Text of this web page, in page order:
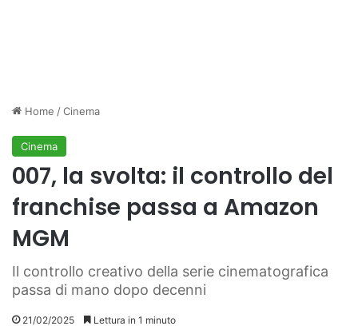
Home /Cinema
Cinema
007, la svolta: il controllo del
franchise passa a Amazon
MGM
Il controllo creativo della serie cinematografica
passa di mano dopo decenni
21/02/2025 Lettura in 1 minuto